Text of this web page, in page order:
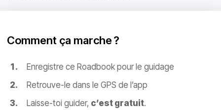
Comment ça marche ?
Enregistre ce Roadbook pour le guidage
Retrouve-le dans le GPS de l’app
Laisse-toi guider, c’est gratuit.